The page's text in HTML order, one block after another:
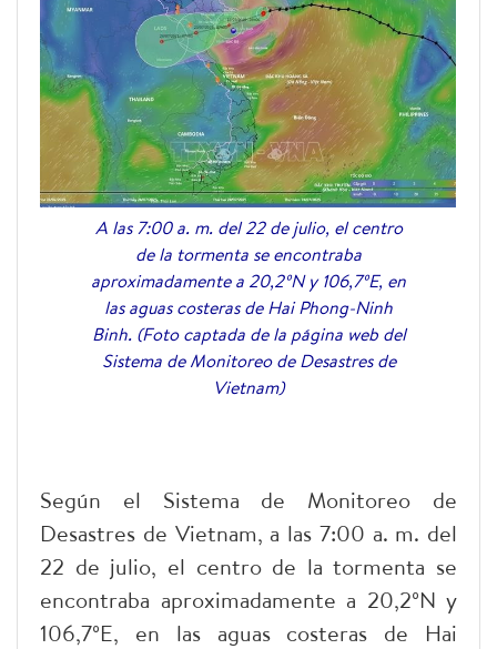
A las 7:00 a. m. del 22 de julio, el centro
de la tormenta se encontraba
aproximadamente a 20,2ºN y 106,7ºE, en
las aguas costeras de Hai Phong-Ninh
Binh. (Foto captada de la página web del
Sistema de Monitoreo de Desastres de
Vietnam)
Según el Sistema de Monitoreo de
Desastres de Vietnam, a las 7:00 a. m. del
22 de julio, el centro de la tormenta se
encontraba aproximadamente a 20,2ºN y
106,7ºE, en las aguas costeras de Hai